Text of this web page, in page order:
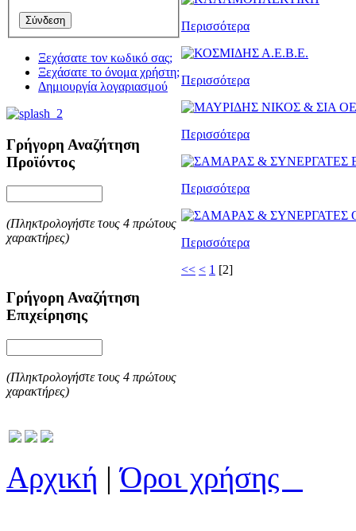
Ξεχάσατε τον κωδικό σας;
Ξεχάσατε το όνομα χρήστη;
Δημιουργία λογαριασμού
Γρήγορη Αναζήτηση
Προϊόντος
(Πληκτρολογήστε τους 4 πρώτους
χαρακτήρες)
Γρήγορη Αναζήτηση
Επιχείρησης
(Πληκτρολογήστε τους 4 πρώτους
χαρακτήρες)
Περισσότερα
Περισσότερα
Περισσότερα
Περισσότερα
Περισσότερα
<< < 1 [2]
Αρχική |Όροι χρήσης